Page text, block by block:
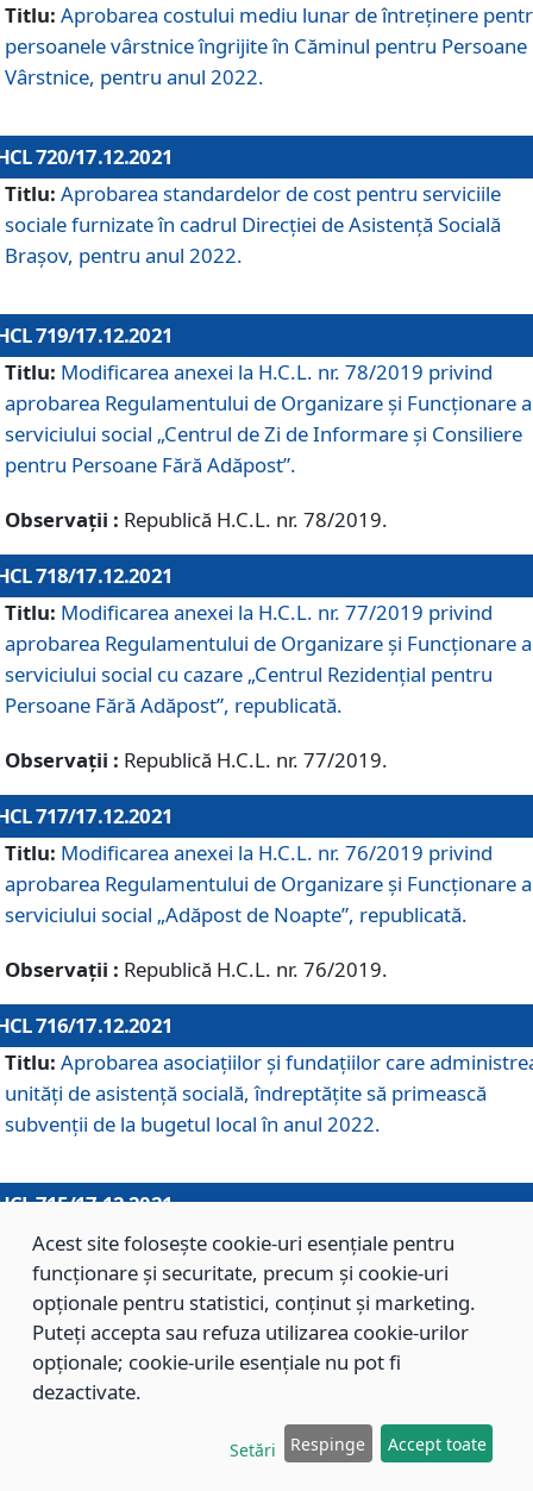
Titlu: Aprobarea costului mediu lunar de întreţinere
persoanele vârstnice îngrijite în Căminul pentru Persoane
Vârstnice, pentru anul 2022.
720/17.12.2021
Titlu: Aprobarea standardelor de cost pentru serviciile
sociale furnizate în cadrul Direcției de Asistență Socială
Brașov, pentru anul 2022.
719/17.12.2021
Titlu: Modificarea anexei la H.C.L. nr. 78/2019 privind
aprobarea Regulamentului de Organizare și Funcționare
serviciului social „Centrul de Zi de Informare şi Consiliere
pentru Persoane Fără Adăpost”.
Observații : Republică H.C.L. nr. 78/2019.
718/17.12.2021
Titlu: Modificarea anexei la H.C.L. nr. 77/2019 privind
aprobarea Regulamentului de Organizare și Funcționare
serviciului social cu cazare „Centrul Rezidențial pentru
Persoane Fără Adăpost”, republicată.
Observații : Republică H.C.L. nr. 77/2019.
717/17.12.2021
Titlu: Modificarea anexei la H.C.L. nr. 76/2019 privind
aprobarea Regulamentului de Organizare şi Funcționare
serviciului social „Adăpost de Noapte”, republicată.
Observații : Republică H.C.L. nr. 76/2019.
716/17.12.2021
Titlu: Aprobarea asociaţiilor şi fundaţiilor care
unităţi de asistenţă socială, îndreptăţite să primească
subvenţii de la bugetul local în anul 2022.
715/17.12.2021
Titlu: Aprobarea Planului de acţiuni sau lucrări de interes
local pentru anul 2022.
714/17.12.2021
Titlu: Modificarea Anexei la H.C.L. nr. 709/2020 privind
aprobarea Regulamentului de Organizare şi Funcţionare
Direcţiei de Asistenţă Socială Braşov.
Acest site folosește cookie-uri esențiale pentru
funcționare și securitate, precum și cookie-uri
opționale pentru statistici, conținut și marketing.
Puteți accepta sau refuza utilizarea cookie-urilor
opționale; cookie-urile esențiale nu pot fi
dezactivate.
Setări Respinge Accept toate